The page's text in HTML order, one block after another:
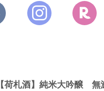
【荷札酒】純米大吟醸